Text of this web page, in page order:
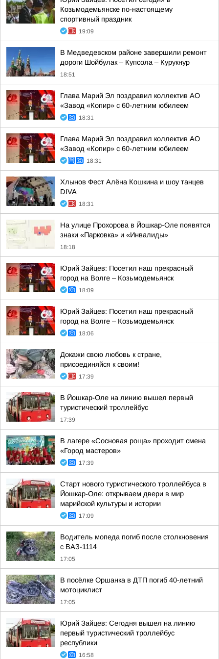
Козьмодемьянске по-настоящему
спортивный праздник
19:09
В Медведевском районе завершили ремонт
дороги Шойбулак – Купсола – Курукнур
18:51
Глава Марий Эл поздравил коллектив АО
«Завод «Копир» с 60-летним юбилеем
18:31
Глава Марий Эл поздравил коллектив АО
«Завод «Копир» с 60-летним юбилеем
18:31
Хлынов Фест Алёна Кошкина и шоу танцев
DIVA
18:31
На улице Прохорова в Йошкар-Оле появятся
знаки «Парковка» и «Инвалиды»
18:18
Юрий Зайцев: Посетил наш прекрасный
город на Волге – Козьмодемьянск
18:09
Юрий Зайцев: Посетил наш прекрасный
город на Волге – Козьмодемьянск
18:06
Докажи свою любовь к стране,
присоединяйся к своим!
17:39
В Йошкар-Оле на линию вышел первый
туристический троллейбус
17:39
В лагере «Сосновая роща» проходит смена
«Город мастеров»
17:39
Старт нового туристического троллейбуса в
Йошкар-Оле: открываем двери в мир
марийской культуры и истории
17:09
Водитель мопеда погиб после столкновения
с ВАЗ-1114
17:05
В посёлке Оршанка в ДТП погиб 40-летний
мотоциклист
17:05
Юрий Зайцев: Сегодня вышел на линию
первый туристический троллейбус
республики
16:58